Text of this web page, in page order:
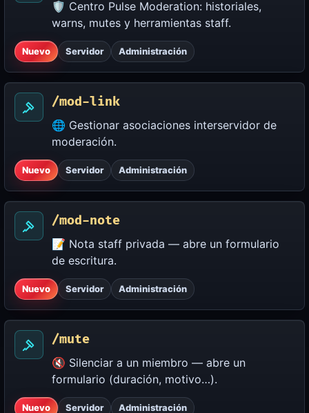
🛡️ Centro Pulse Moderation: historiales,
warns, mutes y herramientas staff.
Nuevo Servidor Administración
/mod-link
🌐 Gestionar asociaciones interservidor de
moderación.
Nuevo Servidor Administración
/mod-note
📝 Nota staff privada — abre un formulario
de escritura.
Nuevo Servidor Administración
/mute
🔇 Silenciar a un miembro — abre un
formulario (duración, motivo…).
Nuevo Servidor Administración